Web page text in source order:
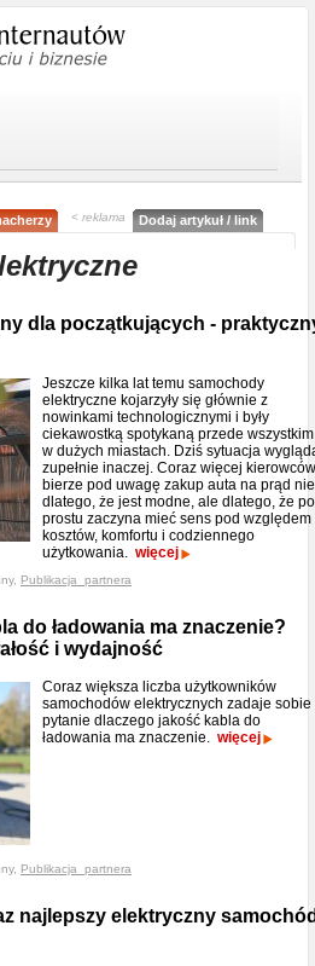
< reklama Dodaj artykuł / link
dla początkujących -
Jeszcze kilka lat temu samochody
elektryczne kojarzyły się głównie z
nowinkami technologicznymi i były
ciekawostką spotykaną przede wszystkim
w dużych miastach. Dziś sytuacja
zupełnie inaczej. Coraz więcej kierowców
bierze pod uwagę zakup auta na prąd nie
dlatego, że jest modne, ale dlatego, że po
prostu zaczyna mieć sens pod względem
kosztów, komfortu i codziennego
użytkowania. więcej
Publikacja_partnera
do ładowania ma znaczenie?
i wydajność
Coraz większa liczba użytkowników
samochodów elektrycznych zadaje sobie
pytanie dlaczego jakość kabla do
ładowania ma znaczenie. więcej
Publikacja_partnera
najlepszy elektryczny